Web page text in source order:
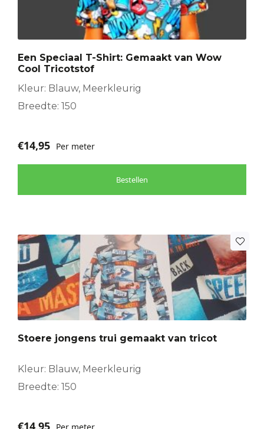
Een Speciaal T-Shirt: Gemaakt van Wow
Cool Tricotstof
Kleur: Blauw, Meerkleurig
Breedte: 150
€14,95 Per meter
Bestellen
Stoere jongens trui gemaakt van tricot
Kleur: Blauw, Meerkleurig
Breedte: 150